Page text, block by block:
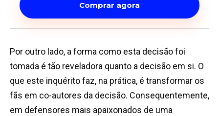
Comprar agora
Por outro lado, a forma como esta decisão foi
tomada é tão reveladora quanto a decisão em si. O
que este inquérito faz, na prática, é transformar os
fãs em co-autores da decisão. Consequentemente,
em defensores mais apaixonados de uma